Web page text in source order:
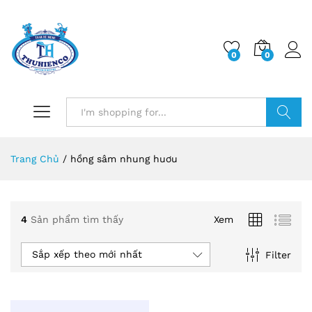
0 0
Trang Chủ / hồng sâm nhung huơu
4 Sản phẩm tìm thấy Xem
Filter
Sắp xếp theo mới nhất